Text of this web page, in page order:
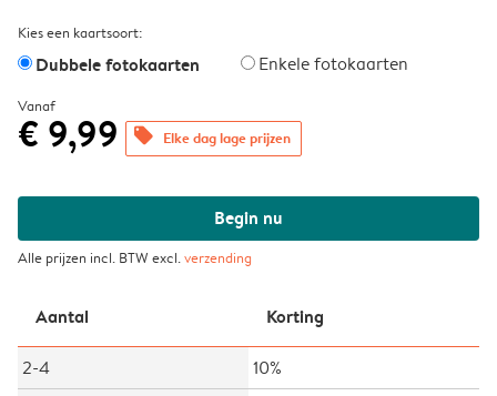
Kies een kaartsoort:
Dubbele fotokaarten Enkele fotokaarten
Vanaf
€ 9,99 offers Elke dag lage prijzen
Begin nu
Alle prijzen incl. BTW excl.verzending
Aantal Korting
2-4
10%